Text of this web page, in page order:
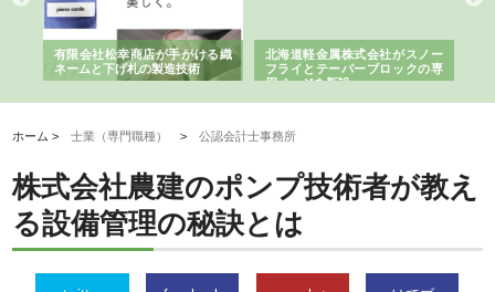
有限会社松幸商店が手がける織
ネームと下げ札の製造技術
北海道軽金属株式会社がスノー
フライとテーパーブロックの専
用ページを新設
ホーム >士業（専門職種） >公認会計士事務所
株式会社農建のポンプ技術者が教え
る設備管理の秘訣とは